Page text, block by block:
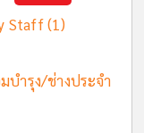
Staff(1)
ำรุง/ช่างประจำ